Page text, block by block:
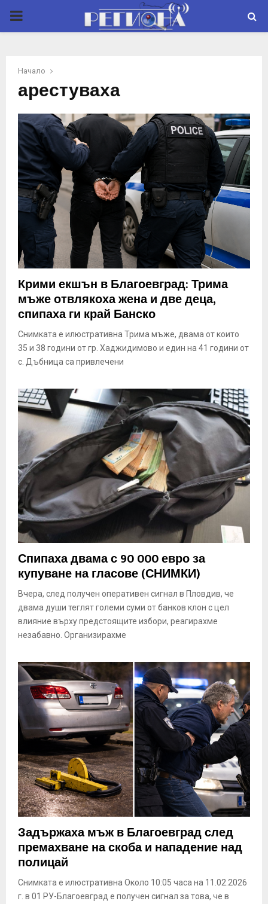
P
M
A
R
Y
N
U
Начало
арестуваха
Крими екшън в Благоевград: Трима
мъже отвлякоха жена и две деца,
спипаха ги край Банско
Снимката е илюстративна Трима мъже, двама от които
35 и 38 години от гр. Хаджидимово и един на 41 години от
с. Дъбница са привлечени
Спипаха двама с 90 000 евро за
купуване на гласове (СНИМКИ)
Вчера, след получен оперативен сигнал в Пловдив, че
двама души теглят големи суми от банков клон с цел
влияние върху предстоящите избори, реагирахме
незабавно. Организирахме
Задържаха мъж в Благоевград след
премахване на скоба и нападение над
полицай
Снимката е илюстративна Около 10:05 часа на 11.02.2026
г. в 01 РУ-Благоевград е получен сигнал за това, че в